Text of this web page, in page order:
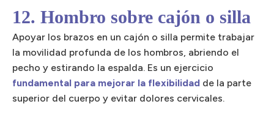
12. Hombro sobre cajón o silla
Apoyar los brazos en un cajón o silla permite trabajar
la movilidad profunda de los hombros, abriendo el
pecho y estirando la espalda. Es un ejercicio
fundamental para mejorar la flexibilidad de la parte
superior del cuerpo y evitar dolores cervicales.